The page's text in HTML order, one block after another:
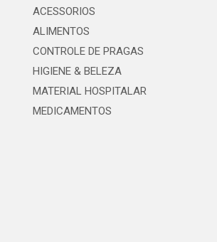
ACESSORIOS
ALIMENTOS
CONTROLE DE PRAGAS
HIGIENE & BELEZA
MATERIAL HOSPITALAR
MEDICAMENTOS